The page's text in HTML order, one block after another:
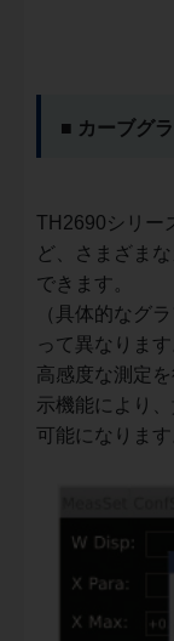
■ カーブグ
TH2690シリー
ど、さまざま
できます。
（具体的なグ
って異なります
高感度な測定
示機能により
可能になります